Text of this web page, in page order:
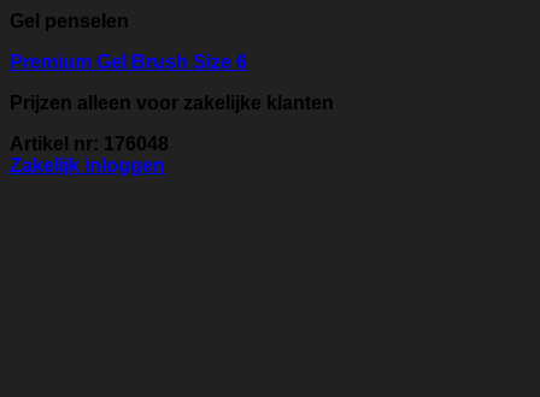
Gel penselen
Premium Gel Brush Size 6
Prijzen alleen voor zakelijke klanten
Artikel nr: 176048
Zakelijk inloggen